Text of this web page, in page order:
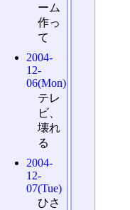
ーム
作っ
て
2004-
12-
06(Mon)
テレ
ビ、
壊れ
る
2004-
12-
07(Tue)
ひさ